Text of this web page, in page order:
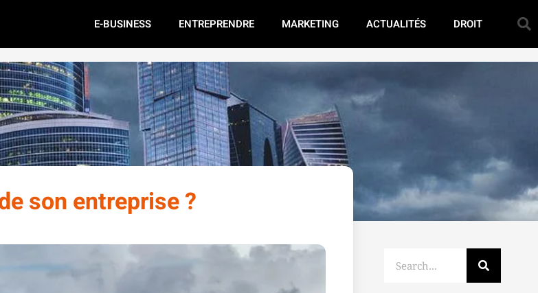
E-BUSINESS ENTREPRENDRE MARKETING ACTUALITÉS DROIT
son entreprise ?